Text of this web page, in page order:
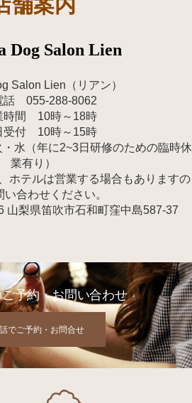
舗案内
Dog Salon Lien
Salon Lien（リアン）
話 055-288-8062
時間 10時～18時
受付 10時～15時
水（年に2~3日研修のための臨時休
業有り）
ホテルは営業する場合もありますの
い合わせください。
山梨県笛吹市石和町窪中島587-37
予約・お問い合わせ
でご予約・お問合せ